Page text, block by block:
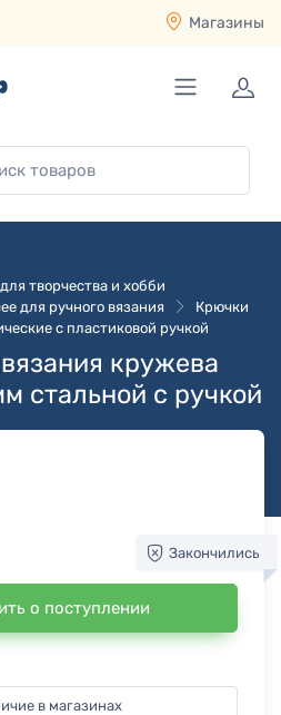
Магазины
творчества и хобби
для ручного вязания
Крючки
с пластиковой ручкой
кружева
стальной с ручкой
Закончились
о поступлении
в магазинах